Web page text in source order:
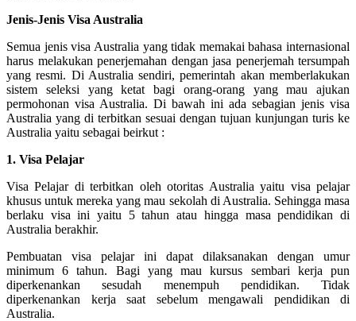
Jenis-Jenis Visa Australia
Semua jenis visa Australia yang tidak memakai bahasa internasional
harus melakukan penerjemahan dengan jasa penerjemah tersumpah
yang resmi. Di Australia sendiri, pemerintah akan memberlakukan
sistem seleksi yang ketat bagi orang-orang yang mau ajukan
permohonan visa Australia. Di bawah ini ada sebagian jenis visa
Australia yang di terbitkan sesuai dengan tujuan kunjungan turis ke
Australia yaitu sebagai beirkut :
1. Visa Pelajar
Visa Pelajar di terbitkan oleh otoritas Australia yaitu visa pelajar
khusus untuk mereka yang mau sekolah di Australia. Sehingga masa
berlaku visa ini yaitu 5 tahun atau hingga masa pendidikan di
Australia berakhir.
Pembuatan visa pelajar ini dapat dilaksanakan dengan umur
minimum 6 tahun. Bagi yang mau kursus sembari kerja pun
diperkenankan sesudah menempuh pendidikan. Tidak
diperkenankan kerja saat sebelum mengawali pendidikan di
Australia.